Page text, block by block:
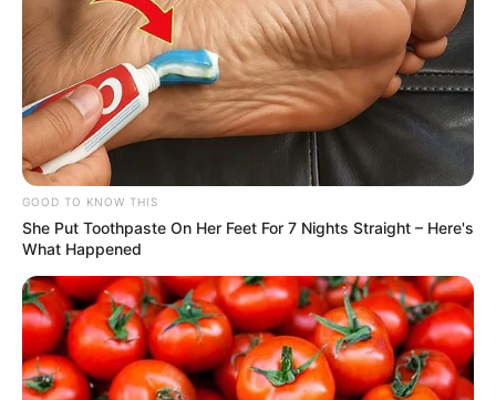
GOOD TO KNOW THIS
She Put Toothpaste On Her Feet For 7 Nights Straight – Here's
What Happened